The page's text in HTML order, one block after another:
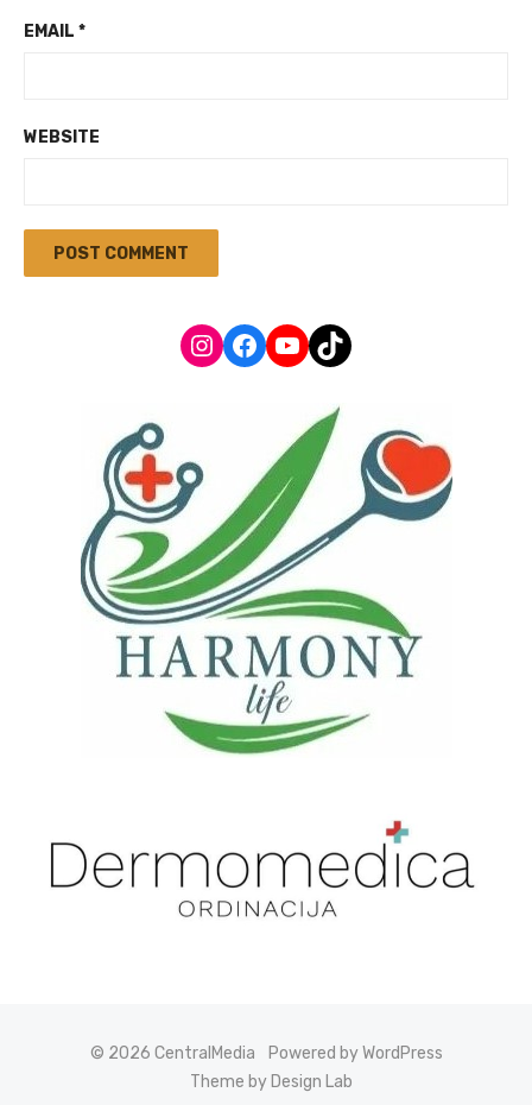
EMAIL *
WEBSITE
Instagram
Facebook
YouTube
TikTok
© 2026 CentralMedia
Powered by WordPress
Theme by Design Lab